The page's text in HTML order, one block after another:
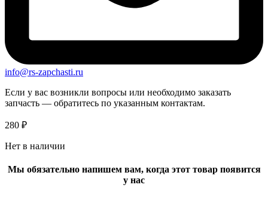
info@rs-zapchasti.ru
Если у вас возникли вопросы или необходимо заказать
запчасть — обратитесь по указанным контактам.
280 ₽
Нет в наличии
Мы обязательно напишем вам, когда этот товар появится
у нас